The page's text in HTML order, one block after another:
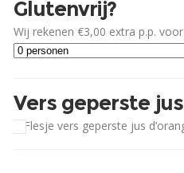
Glutenvrij?
Wij rekenen €3,00 extra p.p.
Vers geperste
Flesje vers geperste jus